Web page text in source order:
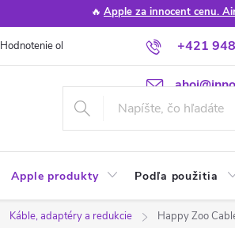
🔥 Apple za innocent cenu.
+421
Hodnotenie obchodu Poradňa Apple
Apple produkty Podľa použitia
Káble, adaptéry a redukcie Happy Zoo